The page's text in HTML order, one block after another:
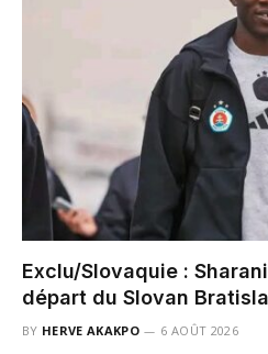
Exclu/Slovaquie :
départ du Slovan
BY HERVE AKAKPO 6 AOÛT 2026